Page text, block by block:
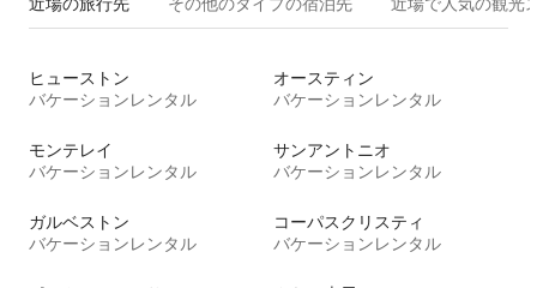
ヒューストン
バケーションレンタル
オースティン
バケーションレンタル
モンテレイ
バケーションレンタル
サンアントニオ
バケーションレンタル
ガルベストン
バケーションレンタル
コーパスクリスティ
バケーションレンタル